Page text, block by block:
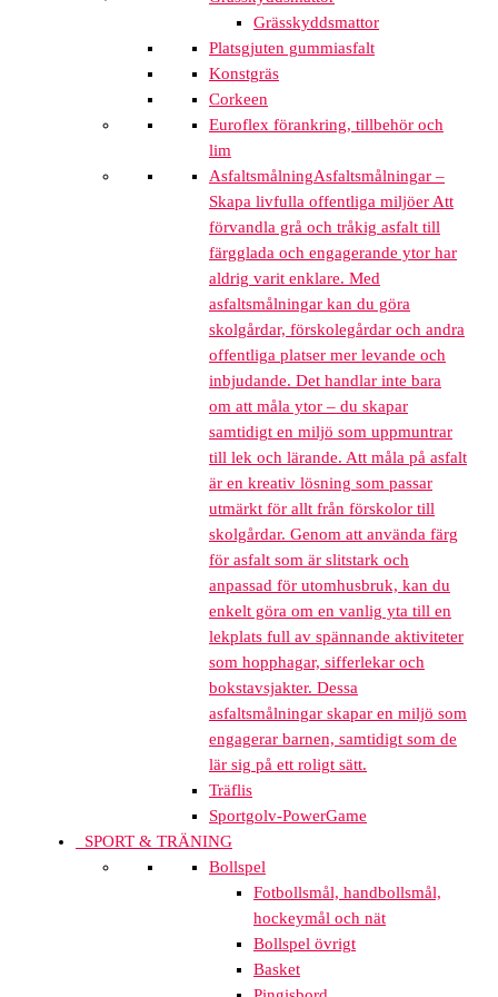
Grässkyddsmattor
Platsgjuten gummiasfalt
Konstgräs
Corkeen
Euroflex förankring, tillbehör och
lim
AsfaltsmålningAsfaltsmålningar –
Skapa livfulla offentliga miljöer Att
förvandla grå och tråkig asfalt till
färgglada och engagerande ytor har
aldrig varit enklare. Med
asfaltsmålningar kan du göra
skolgårdar, förskolegårdar och andra
offentliga platser mer levande och
inbjudande. Det handlar inte bara
om att måla ytor – du skapar
samtidigt en miljö som uppmuntrar
till lek och lärande. Att måla på asfalt
är en kreativ lösning som passar
utmärkt för allt från förskolor till
skolgårdar. Genom att använda färg
för asfalt som är slitstark och
anpassad för utomhusbruk, kan du
enkelt göra om en vanlig yta till en
lekplats full av spännande aktiviteter
som hopphagar, sifferlekar och
bokstavsjakter. Dessa
asfaltsmålningar skapar en miljö som
engagerar barnen, samtidigt som de
lär sig på ett roligt sätt.
Träflis
Sportgolv-PowerGame
SPORT & TRÄNING
Bollspel
Fotbollsmål, handbollsmål,
hockeymål och nät
Bollspel övrigt
Basket